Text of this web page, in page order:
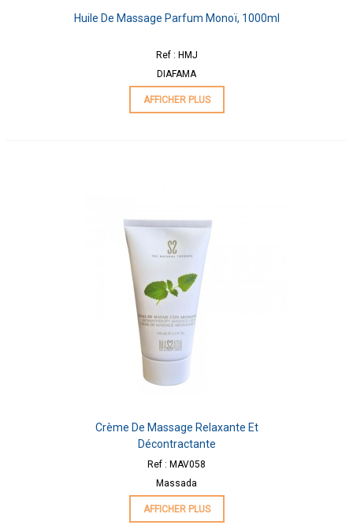
Huile De Massage Parfum Monoï, 1000ml
Ref : HMJ
DIAFAMA
AFFICHER PLUS
Crème De Massage Relaxante Et
Décontractante
Ref : MAV058
Massada
AFFICHER PLUS